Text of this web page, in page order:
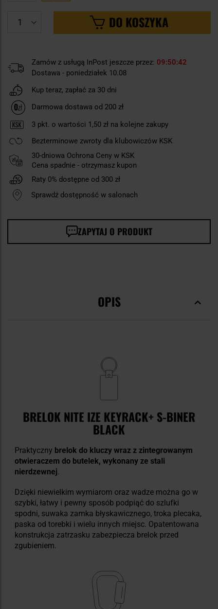
DO KOSZYKA
Zamów z usługą InPost jeszcze przez: 09 50 42
Dostawa - poniedziałek 10.08
Kup teraz, zapłać za 30 dni
Darmowa dostawa od 200 zł
3 pkt. o wartości 1,50 zł na kolejne zakupy
Bezterminowe zwroty dla klubowiczów KSK
30-dniowa Ochrona Ceny w KSK
Cena spadnie - otrzymasz kupon
Raty 0% dostępne od 300 zł
Sprawdź dostępność w salonach
ZAPYTAJ O PRODUKT
OPIS
BRELOK NITE IZE KEYRACK+ S-BINER
BLACK
Praktyczny brelok do kluczy wraz z zintegrowanym
otwieraczem do butelek, wykonany ze stali
nierdzewnej.
Dzięki niewielkim wymiarom oraz wadze można go w
szybki, łatwy i pewny sposób podpiąć do szlufki
spodni, suwaka zamka błyskawicznego, troka plecaka,
paska od torebki i wielu innych miejsc. Opatentowana
konstrukcja zatrzasku zabezpiecza brelok przed
zgubieniem.